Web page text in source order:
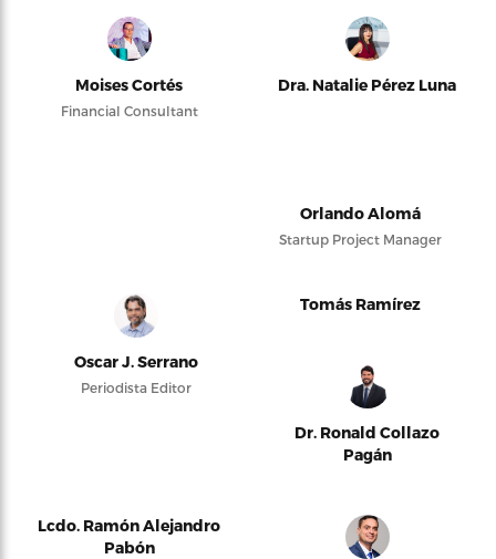
Moises Cortés
Financial Consultant
Dra. Natalie Pérez Luna
Orlando Alomá
Startup Project Manager
Oscar J. Serrano
Periodista Editor
Tomás Ramírez
Dr. Ronald Collazo
Pagán
Lcdo. Ramón Alejandro
Pabón